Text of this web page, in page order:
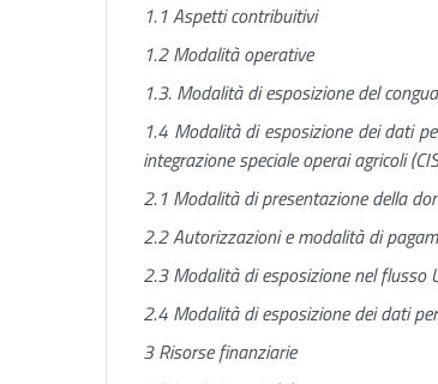
1.1 Aspetti contribuitivi
1.2 Modalità operative
1.3. Modalità di esposizione del
1.4 Modalità di esposizione dei dati
integrazione speciale operai agricoli
2.1 Modalità di presentazione della
2.2 Autorizzazioni e modalità di
2.3 Modalità di esposizione nel
2.4 Modalità di esposizione dei dati
3 Risorse finanziarie